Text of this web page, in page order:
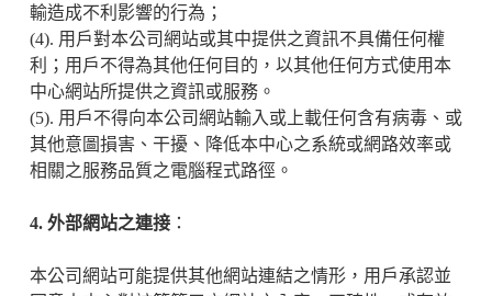
輸造成不利影響的行為；
(4). 用戶對本公司網站或其中提供之資訊不具備任何權
利；用戶不得為其他任何目的，以其他任何方式使用本
中心網站所提供之資訊或服務。
(5). 用戶不得向本公司網站輸入或上載任何含有病毒、或
其他意圖損害、干擾、降低本中心之系統或網路效率或
相關之服務品質之電腦程式路徑。
4. 外部網站之連接：
本公司網站可能提供其他網站連結之情形，用戶承認並